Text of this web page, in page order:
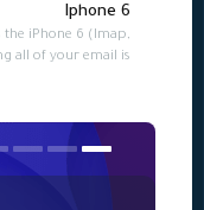
Iphone 6
the iPhone 6 (Imap,
all of your email is...